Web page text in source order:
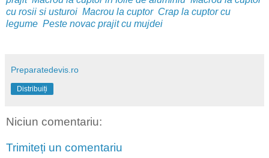
cu rosii si usturoi Macrou la cuptor Crap la cuptor cu
legume Peste novac prajit cu mujdei
Preparatedevis.ro
Distribuiți
Niciun comentariu:
Trimiteți un comentariu